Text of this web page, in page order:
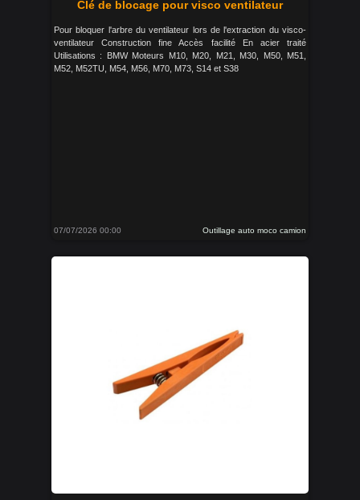
Clé de blocage pour visco ventilateur
Pour bloquer l'arbre du ventilateur lors de l'extraction du visco-
ventilateur Construction fine Accès facilité En acier traité
Utilisations : BMW Moteurs M10, M20, M21, M30, M50, M51,
M52, M52TU, M54, M56, M70, M73, S14 et S38
07/07/2026 00:00 Outillage auto moco camion